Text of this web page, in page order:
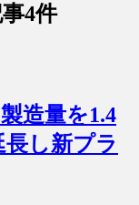
4件
造量を1.4
し新プラ